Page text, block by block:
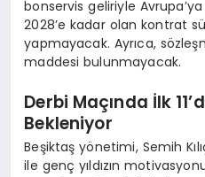
bonservis geliriyle
2028’e kadar olan kontrat
yapmayacak. Ayrıca,
maddesi bulunmayacak.
Derbi Maçında İlk
Bekleniyor
Beşiktaş yönetimi, Semih
ile genç yıldızın